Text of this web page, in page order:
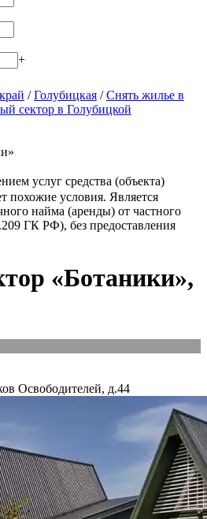
+
/Голубицкая /Снять жилье в
сектор в Голубицкой
услуг средства (объекта)
похожие условия. Является
найма (аренды) от частного
ГК РФ), без предоставления
«Ботаники»,
Освободителей, д.44